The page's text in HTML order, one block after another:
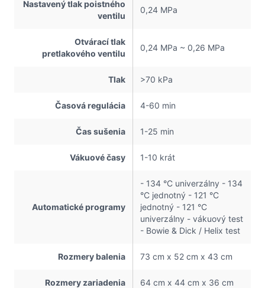
Nastavený tlak poistného
ventilu
0,24 MPa
Otvárací tlak
pretlakového ventilu
0,24 MPa ~ 0,26 MPa
Tlak >70 kPa
Časová regulácia 4-60 min
Čas sušenia 1-25 min
Vákuové časy 1-10 krát
Automatické programy
- 134 °C univerzálny - 134
°C jednotný - 121 °C
jednotný - 121 °C
univerzálny - vákuový test
- Bowie & Dick / Helix test
Rozmery balenia 73 cm x 52 cm x 43 cm
Rozmery zariadenia 64 cm x 44 cm x 36 cm